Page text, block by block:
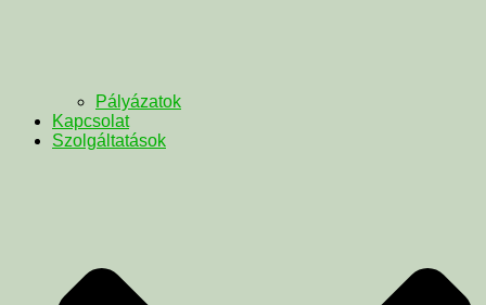
Pályázatok
Kapcsolat
Szolgáltatások